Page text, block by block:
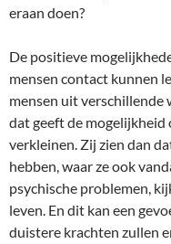
eraan doen?
De positieve
mensen contact kunnen
mensen uit verschillende
dat geeft de mogelijkheid
verkleinen. Zij zien dan
hebben, waar ze ook
psychische problemen,
leven. En dit kan een
duistere krachten zullen